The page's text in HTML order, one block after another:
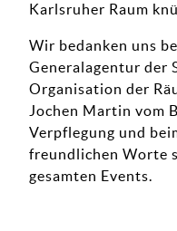
Karlsruher Raum
Wir bedanken uns
Generalagentur der
Organisation der
Jochen Martin vom
Verpflegung und
freundlichen Worte
gesamten Events.